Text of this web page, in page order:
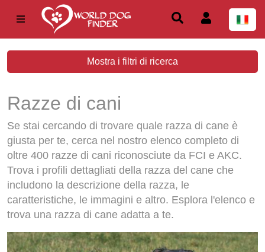
Mostra i filtri di ricerca
Razze di cani
Se stai cercando di trovare quale razza di cane è
giusta per te, cerca nel nostro elenco completo di
oltre 400 razze di cani riconosciute da FCI e AKC.
Trova i profili dettagliati della razza del cane che
includono la descrizione della razza, le
caratteristiche, le immagini e altro. Esplora l'elenco e
trova una razza di cane adatta a te.